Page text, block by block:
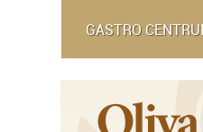
GASTRO